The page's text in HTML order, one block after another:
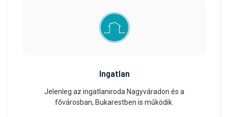
Ingatlan
Jelenleg az ingatlaniroda Nagyváradon és a
fővárosban, Bukarestben is működik.